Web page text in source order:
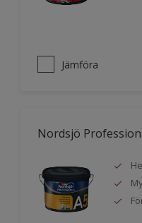
Jämföra
Nordsjö